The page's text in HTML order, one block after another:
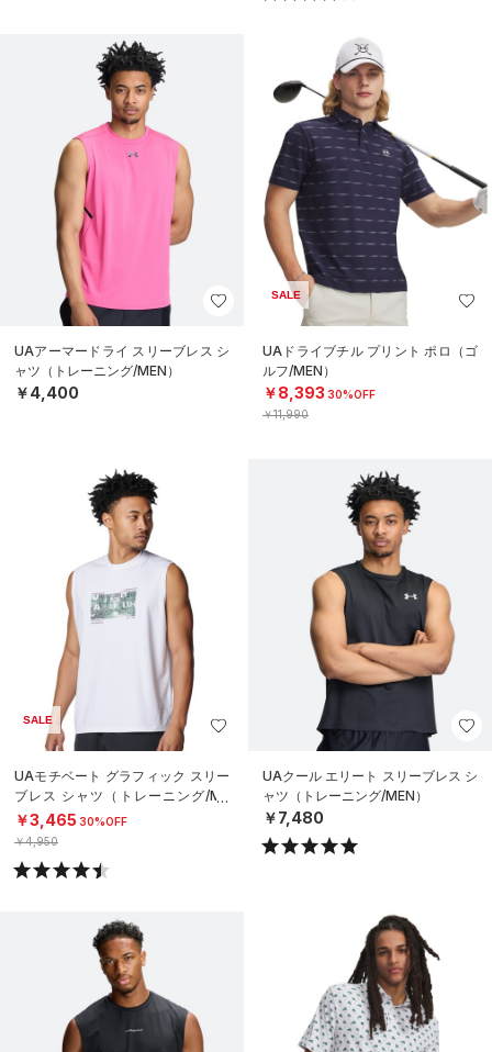
UAアーマードライ スリーブレス シ
ャツ（トレーニング/MEN）
￥4,400
SALE
UAドライブチル プリント ポロ（ゴ
ルフ/MEN）
￥8,393 30%OFF
￥11,990
SALE
UAモチベート グラフィック スリー
ブレス シャツ（トレーニング/ME
N）
￥3,465 30%OFF
￥4,950
UAクール エリート スリーブレス シ
ャツ（トレーニング/MEN）
￥7,480